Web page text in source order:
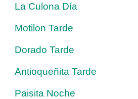
La Culona Día
Motilon Tarde
Dorado Tarde
Antioqueñita Tarde
Paisita Noche